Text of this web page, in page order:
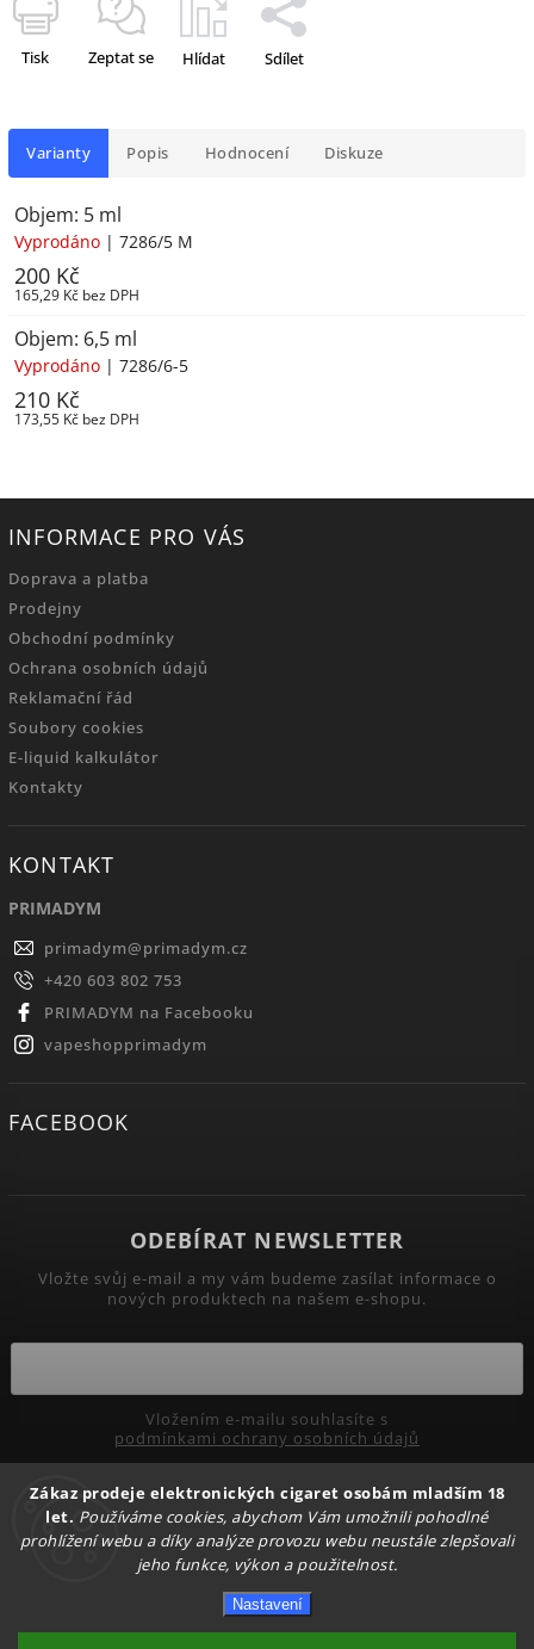
Zákaz prodeje elektronických cigaret osobám mladším 18
let. Používáme cookies, abychom Vám umožnili pohodlné
prohlížení webu a díky analýze provozu webu neustále zlepšovali
jeho funkce, výkon a použitelnost.
Nastavení
Tisk Zeptat se Hlídat Sdílet
Varianty Popis Hodnocení Diskuze
Objem: 5 ml
Vyprodáno | 7286/5 M
200 Kč
165,29 Kč bez DPH
Objem: 6,5 ml
Vyprodáno | 7286/6-5
210 Kč
173,55 Kč bez DPH
INFORMACE PRO VÁS
Doprava a platba
Prodejny
Obchodní podmínky
Ochrana osobních údajů
Reklamační řád
Soubory cookies
E-liquid kalkulátor
Kontakty
KONTAKT
PRIMADYM
primadym@primadym.cz
+420 603 802 753
PRIMADYM na Facebooku
vapeshopprimadym
FACEBOOK
ODEBÍRAT NEWSLETTER
Vložte svůj e-mail a my vám budeme zasílat informace o
nových produktech na našem e-shopu.
podmínkami ochrany osobních údajů
Přihlásit se
Upravit nastavení cookies